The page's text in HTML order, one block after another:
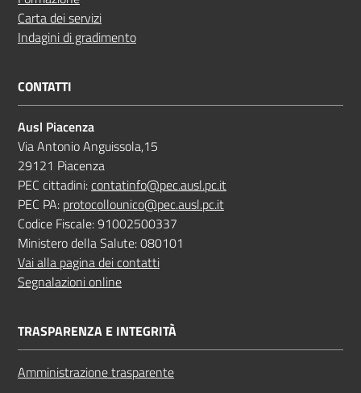
Carta dei servizi
Indagini di gradimento
CONTATTI
Ausl Piacenza
Via Antonio Anguissola,15
29121 Piacenza
PEC cittadini:contatinfo@pec.ausl.pc.it
PEC PA: protocollounico@pec.ausl.pc.it
Codice Fiscale: 91002500337
Ministero della Salute: 080101
Vai alla pagina dei contatti
Segnalazioni online
TRASPARENZA E INTEGRITÀ
Amministrazione trasparente